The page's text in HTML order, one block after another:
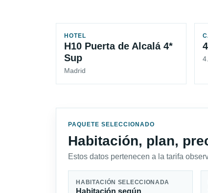
HOTEL
H10 Puerta de Alcalá 4*
Sup
Madrid
PAQUETE SELECCIONADO
Habitación, plan,
Estos datos pertenecen a la tarifa
HABITACIÓN SELECCIONADA
Habitación según